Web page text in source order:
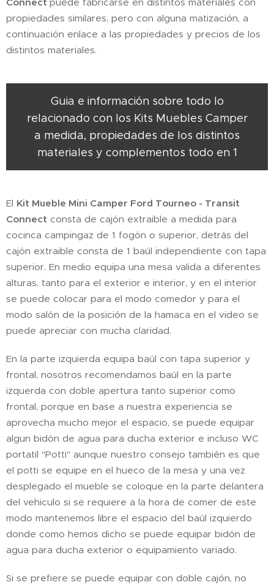
propiedades similares, pero con alguna matización, a
continuación enlace a las propiedades y precios de los
distintos materiales.
Guia e información sobre todo lo
relacionado con los Kits Muebles Camper
a medida, propiedades de los distintos
materiales y complementos todo en 1
El Kit Mueble Mini Camper Ford Tourneo - Transit
Connect consta de cajón extraible a medida para
cocinca campingaz de 1 fogón o superior, detrás del
cajón extraible consta de 1 baúl independiente con tapa
superior. En medio equipa una mesa valida a diferentes
alturas, tanto para el exterior e interior, y en el interior
se puede colocar para el modo comedor y para el
modo salón de la posición de la hamaca en el video se
puede apreciar con mucha claridad.
En la parte izquierda equipa baúl con tapa superior y
frontal, nosotros recomendamos baúl en la parte
izquerda con doble apertura tanto superior como
frontal, porque en base a nuestra experiencia se
aprovecha mucho mejor el espacio, se puede equipar
algun bidón de agua para ducha exterior e incluso WC
portatil "Potti" aunque nuestro consejo también es que
el potti se equipe en el hueco de la mesa y una vez
desplegado el mueble se coloque en la parte delantera
del vehiculo si se requiere a la hora de comer de este
modo mantenemos libre el espacio del baúl izquierdo
donde como hemos dicho se puede equipar bidón de
agua para ducha exterior o equipamiento variado.
Si se prefiere se puede equipar con doble cajón, no